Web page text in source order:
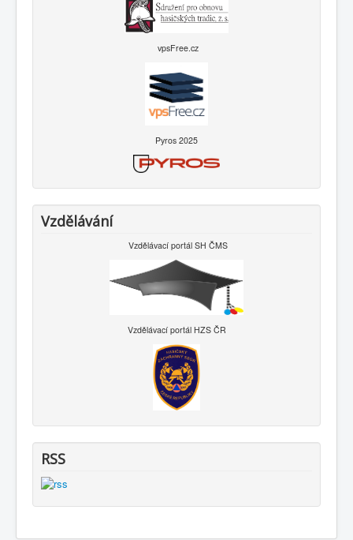
vpsFree.cz
Pyros 2025
Vzdělávání
Vzdělávací portál SH ČMS
Vzdělávací portál HZS ČR
RSS